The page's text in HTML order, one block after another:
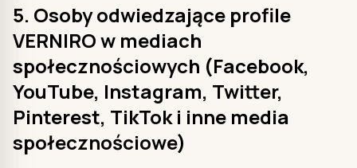
5. Osoby odwiedzające profile
VERNIRO w mediach
społecznościowych (Facebook,
YouTube, Instagram, Twitter,
Pinterest, TikTok i inne media
społecznościowe)